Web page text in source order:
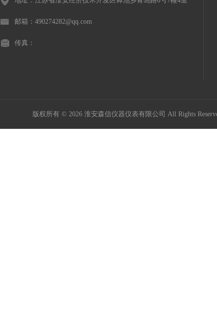
邮箱：490274282@qq.com
传真：
版权所有 © 2026 淮安森信仪器仪表有限公司 All Rights